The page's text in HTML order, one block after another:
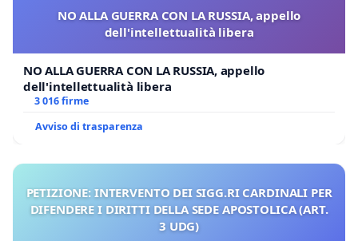
NO ALLA GUERRA CON LA RUSSIA, appello
dell'intellettualità libera
NO ALLA GUERRA CON LA RUSSIA, appello
dell'intellettualità libera
3 016 firme
Avviso di trasparenza
PETIZIONE: INTERVENTO DEI SIGG.RI CARDINALI PER
DIFENDERE I DIRITTI DELLA SEDE APOSTOLICA (ART.
3 UDG)